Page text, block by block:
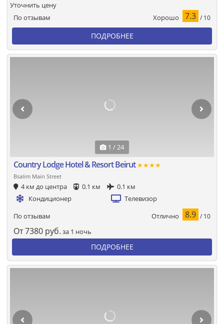
По отзывам Хорошо 7.3 / 10
Уточнить цену
ПОДРОБНЕЕ
1 / 24
Country Lodge Hotel & Resort Beirut★★★★
Bsalim Main Street
4 км до центра 0.1 км
0.1 км
Кондиционер
Телевизор
По отзывам Отлично 8.9 / 10
От7380 руб. за 1 ночь
ПОДРОБНЕЕ